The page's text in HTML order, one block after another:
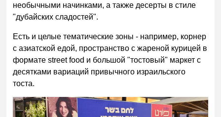
необычными начинками, а также десерты в стиле
"дубайских сладостей".
Есть и целые тематические зоны - например, корнер
с азиатской едой, пространство с жареной курицей в
формате street food и большой "тостовый" маркет с
десятками вариаций привычного израильского
тоста.